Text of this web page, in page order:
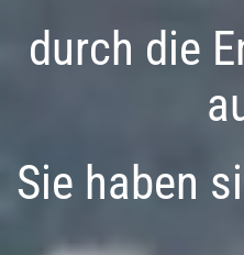
durch die
Sie haben